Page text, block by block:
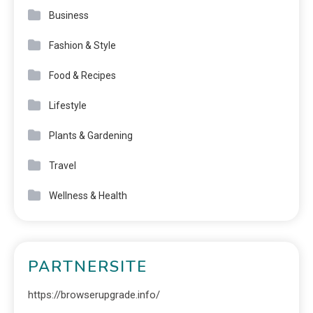
Business
Fashion & Style
Food & Recipes
Lifestyle
Plants & Gardening
Travel
Wellness & Health
PARTNERSITE
https://browserupgrade.info/